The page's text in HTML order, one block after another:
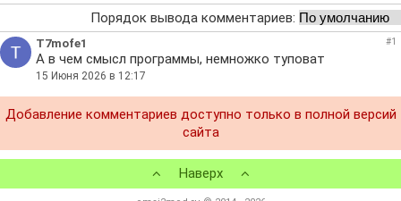
Порядок вывода комментариев:
T7mofe1 #1
А в чем смысл программы, немножко туповат
15 Июня 2026 в 12:17
Добавление комментариев доступно только в полной версий
сайта
Наверх